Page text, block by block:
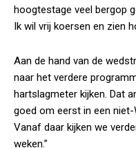
hoogtestage veel bergop
Ik wil vrij koersen en zien
Aan de hand van de
naar het verdere
hartslagmeter kijken. Dat
goed om eerst in een
Vanaf daar kijken we
weken.”